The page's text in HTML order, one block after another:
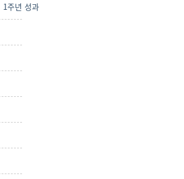
1주년 성과